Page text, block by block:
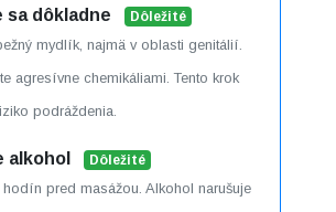
sa dôkladne Dôležité
mydlík, najmä v oblasti genitálií.
agresívne chemikáliami. Tento krok
podráždenia.
alkohol Dôležité
pred masážou. Alkohol narušuje